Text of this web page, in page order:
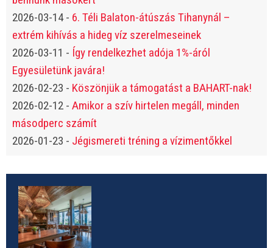
2026-03-14- 6. Téli Balaton-átúszás Tihanynál –
extrém kihívás a hideg víz szerelmeseinek
2026-03-11 - Így rendelkezhet adója 1%-áról
Egyesületünk javára!
2026-02-23 - Köszönjük a támogatást a BAHART-nak!
2026-02-12 - Amikor a szív hirtelen megáll, minden
másodperc számít
2026-01-23 - Jégismereti tréning a vízimentőkkel